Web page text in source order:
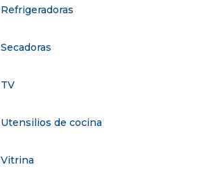
Refrigeradoras
Secadoras
TV
Utensilios de cocina
Vitrina